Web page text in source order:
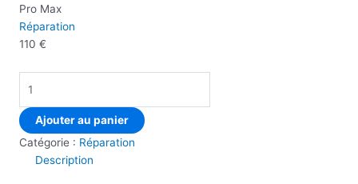
Pro Max
Réparation
110 €
Ajouter au panier
Catégorie : Réparation
Description